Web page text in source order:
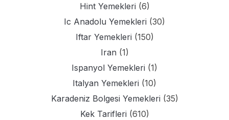
Hint Yemekleri (6)
Ic Anadolu Yemekleri (30)
Iftar Yemekleri (150)
Iran (1)
Ispanyol Yemekleri (1)
Italyan Yemekleri (10)
Karadeniz Bolgesi Yemekleri (35)
Kek Tarifleri (610)